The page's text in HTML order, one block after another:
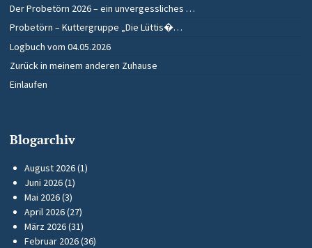
Der Probetörn 2026 – ein unvergessliches …
Probetörn – Kuttergruppe „Die Lüttis�…
Logbuch vom 04.05.2026
Zurück in meinem anderen Zuhause
Einlaufen
Blogarchiv
August 2026(1)
Juni 2026(1)
Mai 2026(3)
April 2026(27)
März 2026(31)
Februar 2026(36)